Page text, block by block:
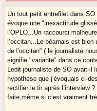
Un tout petit entrefilet dans
évoque une "inexactitude
l’OPLO...Un raccourci
l’occitan...Le béarnais est
de l’occitan" ( le journaliste
signifie "variante" dans ce
Ledit journaliste de SO avait-
hypothèse que j’évoquais ci-
rectifier le tir après l’interview
faite,même si c’est vraiment